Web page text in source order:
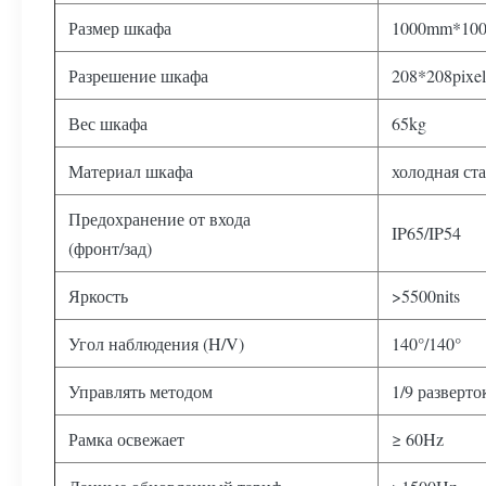
Размер шкафа
Разрешение шкафа
Вес шкафа 65kg
Материал шкафа холодная
Предохранение от входа
(фронт/зад)
IP65/IP54
Яркость >5500nits
Угол наблюдения (H/V) 140°/140°
Управлять методом 1/9
Рамка освежает ≥ 60Hz